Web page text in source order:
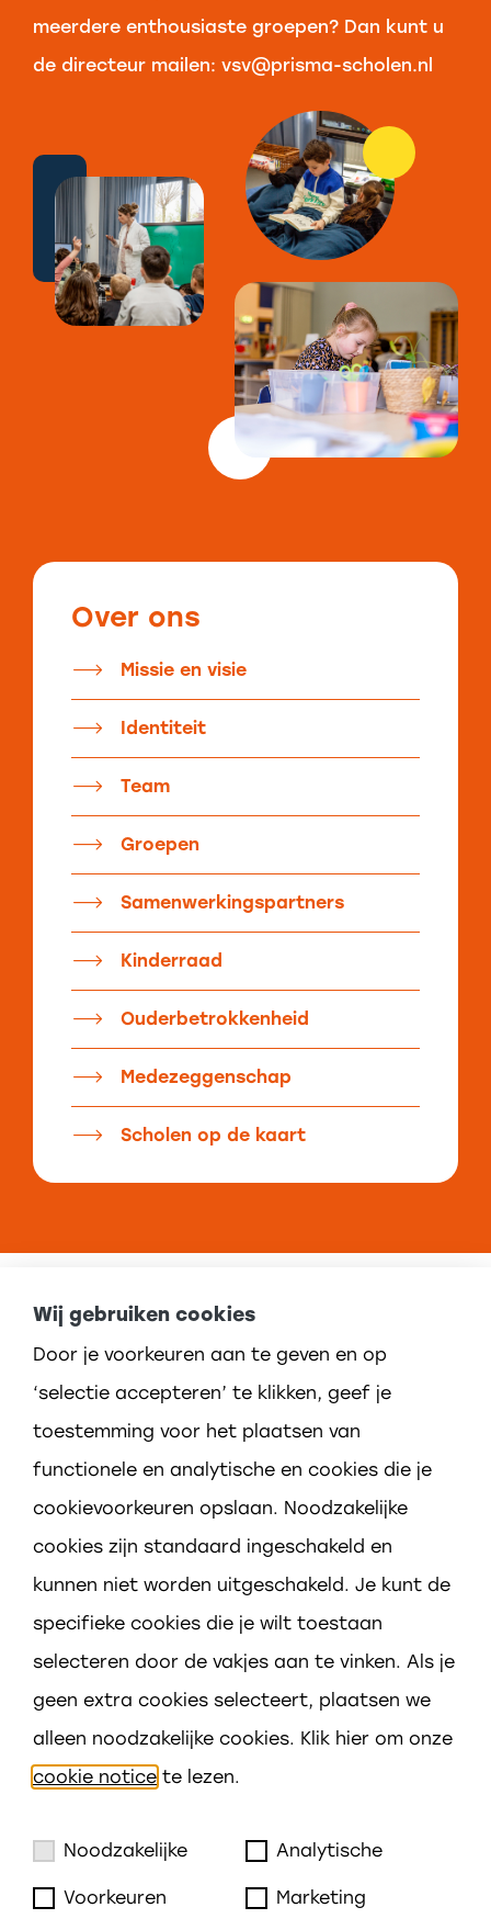
meerdere enthousiaste groepen? Dan kunt u
de directeur mailen: vsv@prisma-scholen.nl
Over ons
Missie en visie
Identiteit
Team
Groepen
Samenwerkingspartners
Kinderraad
Ouderbetrokkenheid
Medezeggenschap
Scholen op de kaart
Adres
Govert Flincklaan 1
4383 WB Vlissingen
0118-467591
Wij gebruiken cookies
Door je voorkeuren aan te geven en op
‘selectie accepteren’ te klikken, geef je
toestemming voor het plaatsen van
functionele en analytische en cookies die je
cookievoorkeuren opslaan. Noodzakelijke
cookies zijn standaard ingeschakeld en
kunnen niet worden uitgeschakeld. Je kunt de
specifieke cookies die je wilt toestaan
selecteren door de vakjes aan te vinken. Als je
geen extra cookies selecteert, plaatsen we
alleen noodzakelijke cookies. Klik hier om onze
cookie notice te lezen.
Noodzakelijke Analytische
Voorkeuren Marketing